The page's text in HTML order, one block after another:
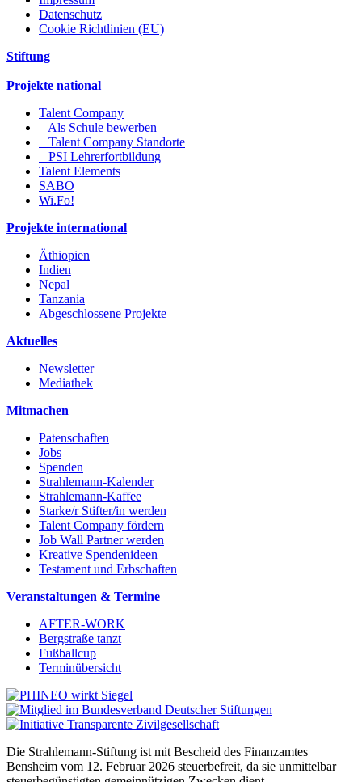
Datenschutz
Cookie Richtlinien (EU)
Stiftung
Projekte national
Talent Company
Als Schule bewerben
Talent Company Standorte
PSI Lehrerfortbildung
Talent Elements
SABO
Wi.Fo!
Projekte international
Äthiopien
Indien
Nepal
Tanzania
Abgeschlossene Projekte
Aktuelles
Newsletter
Mediathek
Mitmachen
Patenschaften
Jobs
Spenden
Strahlemann-Kalender
Strahlemann-Kaffee
Starke/r Stifter/in werden
Talent Company fördern
Job Wall Partner werden
Kreative Spendenideen
Testament und Erbschaften
Veranstaltungen & Termine
AFTER-WORK
Bergstraße tanzt
Fußballcup
Terminübersicht
Die Strahlemann-Stiftung ist mit Bescheid des Finanzamtes
Bensheim vom 12. Februar 2026 steuerbefreit, da sie unmittelbar